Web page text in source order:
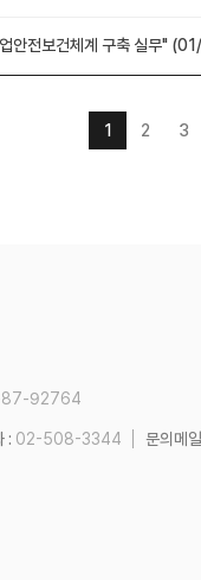
안전보건체계 구축 실무"
1 2 3
92764
: 02-508-3344 문의메